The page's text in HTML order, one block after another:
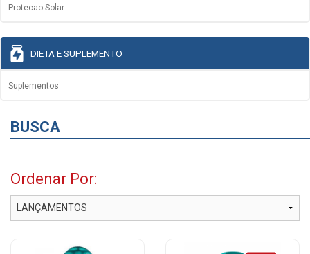
Protecao Solar
DIETA E SUPLEMENTO
Suplementos
BUSCA
Ordenar Por: